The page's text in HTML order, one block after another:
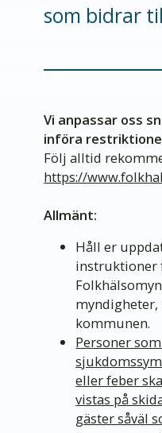
som bidrar
Vi anpassar oss
införa
Följ alltid
https://
Allmänt:
Håll er
instruktioner
myndigheter,
kommunen.
Personer
eller feber
vistas på
gäster såväl